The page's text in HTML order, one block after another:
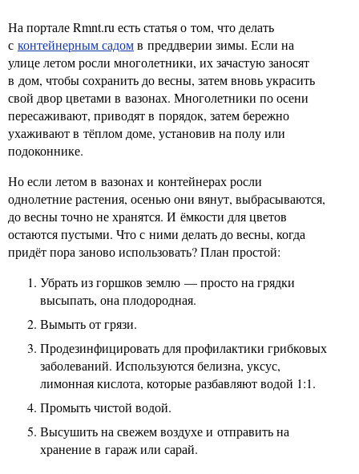
На портале Rmnt.ru есть статья о том, что делать
с контейнерным садомв преддверии зимы. Если на
улице летом росли многолетники, их зачастую заносят
в дом, чтобы сохранить до весны, затем вновь украсить
свой двор цветами в вазонах. Многолетники по осени
пересаживают, приводят в порядок, затем бережно
ухаживают в тёплом доме, установив на полу или
подоконнике.
Но если летом в вазонах и контейнерах росли
однолетние растения, осенью они вянут, выбрасываются,
до весны точно не хранятся. И ёмкости для цветов
остаются пустыми. Что с ними делать до весны, когда
придёт пора заново использовать? План простой:
Убрать из горшков землю — просто на грядки
высыпать, она плодородная.
Вымыть от грязи.
Продезинфицировать для профилактики грибковых
заболеваний. Используются белизна, уксус,
лимонная кислота, которые разбавляют водой 1:1.
Промыть чистой водой.
Высушить на свежем воздухе и отправить на
хранение в гараж или сарай.